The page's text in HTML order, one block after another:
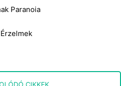
Paranoia
betegség a betegek
CIKKEK